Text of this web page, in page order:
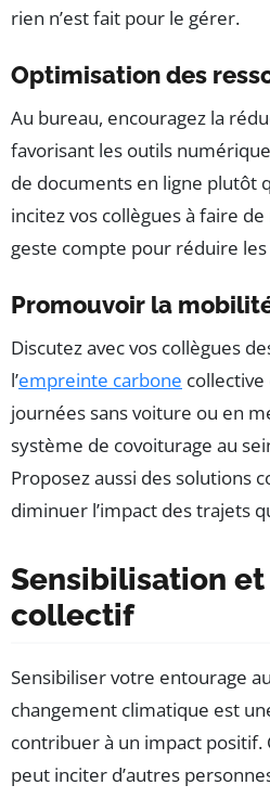
rien n’est fait pour le gérer.
Optimisation des
Au bureau, encouragez la
favorisant les outils
de documents en ligne plutôt
incitez vos collègues à faire
geste compte pour réduire
Promouvoir la
Discutez avec vos collègues
l’empreinte carbone
journées sans voiture ou en
système de covoiturage au
Proposez aussi des solutions
diminuer l’impact des trajets
Sensibilisation
collectif
Sensibiliser votre entourage
changement climatique est
contribuer à un impact positif.
peut inciter d’autres